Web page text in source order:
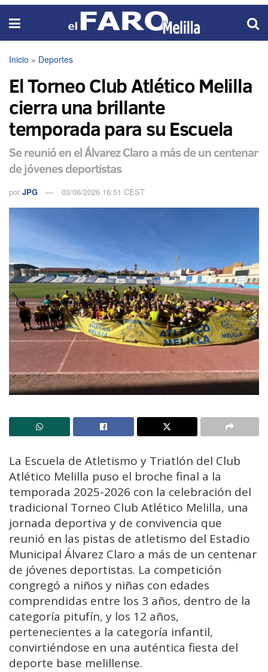
Inicio » Deportes
El Torneo Club Atlético Melilla
cierra una brillante
temporada para su Escuela
Se reunió en el Álvarez Claro a más de un centenar
de jóvenes deportistas
por JPG 03/06/2026 16:51 CEST
La Escuela de Atletismo y Triatlón del Club
Atlético Melilla puso el broche final a la
temporada 2025-2026 con la celebración del
tradicional Torneo Club Atlético Melilla, una
jornada deportiva y de convivencia que
reunió en las pistas de atletismo del Estadio
Municipal Álvarez Claro a más de un centenar
de jóvenes deportistas. La competición
congregó a niños y niñas con edades
comprendidas entre los 3 años, dentro de la
categoría pitufín, y los 12 años,
pertenecientes a la categoría infantil,
convirtiéndose en una auténtica fiesta del
deporte base melillense.